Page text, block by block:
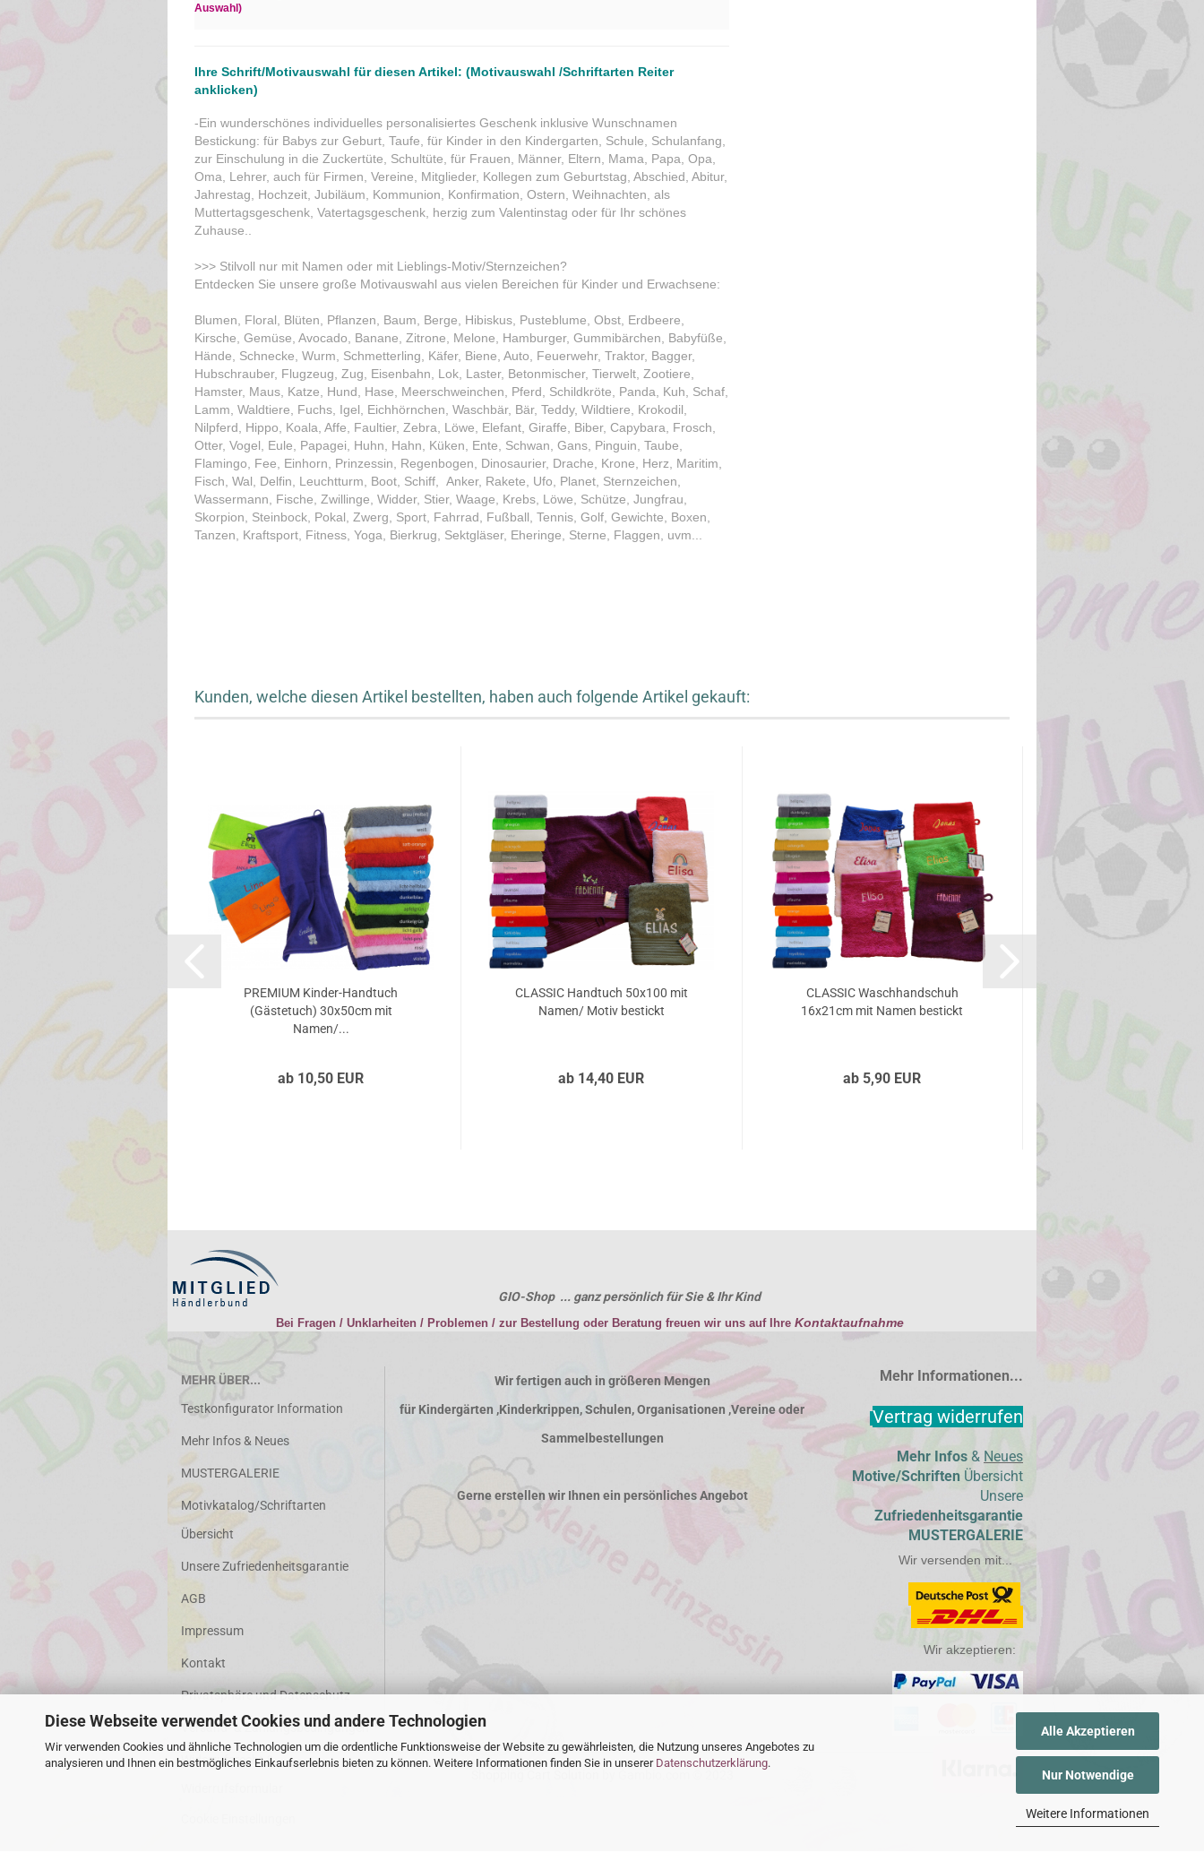
Diese Webseite verwendet Cookies und andere Technologien
Wir verwenden Cookies und ähnliche Technologien um die ordentliche Funktionsweise der Website zu gewährleisten, die Nutzung unseres Angebotes zu
analysieren und Ihnen ein bestmögliches Einkaufserlebnis bieten zu können. Weitere Informationen finden Sie in unserer Datenschutzerklärung.
Alle Akzeptieren
Nur Notwendige
Weitere Informationen
Auswahl)
Ihre Schrift/Motivauswahl für diesen Artikel: (Motivauswahl /Schriftarten Reiter
anklicken)
-Ein wunderschönes individuelles personalisiertes Geschenk inklusive Wunschnamen
Bestickung: für Babys zur Geburt, Taufe, für Kinder in den Kindergarten, Schule, Schulanfang,
zur Einschulung in die Zuckertüte, Schultüte, für Frauen, Männer, Eltern, Mama, Papa, Opa,
Oma, Lehrer, auch für Firmen, Vereine, Mitglieder, Kollegen zum Geburtstag, Abschied, Abitur,
Jahrestag, Hochzeit, Jubiläum, Kommunion, Konfirmation, Ostern, Weihnachten, als
Muttertagsgeschenk, Vatertagsgeschenk, herzig zum Valentinstag oder für Ihr schönes
Zuhause..
>>> Stilvoll nur mit Namen oder mit Lieblings-Motiv/Sternzeichen?
Entdecken Sie unsere große Motivauswahl aus vielen Bereichen für Kinder und Erwachsene:
Blumen, Floral, Blüten, Pflanzen, Baum, Berge, Hibiskus, Pusteblume, Obst, Erdbeere,
Kirsche, Gemüse, Avocado, Banane, Zitrone, Melone, Hamburger, Gummibärchen, Babyfüße,
Hände, Schnecke, Wurm, Schmetterling, Käfer, Biene, Auto, Feuerwehr, Traktor, Bagger,
Hubschrauber, Flugzeug, Zug, Eisenbahn, Lok, Laster, Betonmischer, Tierwelt, Zootiere,
Hamster, Maus, Katze, Hund, Hase, Meerschweinchen, Pferd, Schildkröte, Panda, Kuh, Schaf,
Lamm, Waldtiere, Fuchs, Igel, Eichhörnchen, Waschbär, Bär, Teddy, Wildtiere, Krokodil,
Nilpferd, Hippo, Koala, Affe, Faultier, Zebra, Löwe, Elefant, Giraffe, Biber, Capybara, Frosch,
Otter, Vogel, Eule, Papagei, Huhn, Hahn, Küken, Ente, Schwan, Gans, Pinguin, Taube,
Flamingo, Fee, Einhorn, Prinzessin, Regenbogen, Dinosaurier, Drache, Krone, Herz, Maritim,
Fisch, Wal, Delfin, Leuchtturm, Boot, Schiff, Anker, Rakete, Ufo, Planet, Sternzeichen,
Wassermann, Fische, Zwillinge, Widder, Stier, Waage, Krebs, Löwe, Schütze, Jungfrau,
Skorpion, Steinbock, Pokal, Zwerg, Sport, Fahrrad, Fußball, Tennis, Golf, Gewichte, Boxen,
Tanzen, Kraftsport, Fitness, Yoga, Bierkrug, Sektgläser, Eheringe, Sterne, Flaggen, uvm...
Kunden, welche diesen Artikel bestellten, haben auch folgende Artikel gekauft:
PREMIUM Kinder-Handtuch
(Gästetuch) 30x50cm mit
Namen/...
ab 10,50 EUR
CLASSIC Handtuch 50x100 mit
Namen/ Motiv bestickt
ab 14,40 EUR
CLASSIC Waschhandschuh
16x21cm mit Namen bestickt
ab 5,90 EUR
GIO-Shop ... ganz persönlich für Sie & Ihr Kind
Bei Fragen / Unklarheiten / Problemen / zur Bestellung oder Beratung freuen wir uns auf Ihre Kontaktaufnahme
MEHR ÜBER...
Testkonfigurator Information
Mehr Infos & Neues
MUSTERGALERIE
Motivkatalog/Schriftarten
Übersicht
Unsere Zufriedenheitsgarantie
AGB
Impressum
Kontakt
Privatsphäre und Datenschutz
Versand- & Zahlungsbedingungen
Widerrufsrecht &
Wir fertigen auch in größeren Mengen
für Kindergärten ,Kinderkrippen, Schulen, Organisationen ,Vereine oder
Sammelbestellungen
Gerne erstellen wir Ihnen ein persönliches Angebot
Mehr Informationen...
Vertrag widerrufen
Mehr Infos & Neues
Motive/Schriften Übersicht
Unsere
Zufriedenheitsgarantie
MUSTERGALERIE
Wir versenden mit...
Wir akzeptieren: